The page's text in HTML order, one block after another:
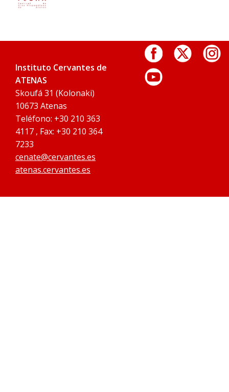
Instituto Cervantes de
ATENAS
Skoufá 31 (Kolonaki)
10673 Atenas
Teléfono: +30 210 363
4117 , Fax: +30 210 364
7233
cenate@cervantes.es
atenas.cervantes.es